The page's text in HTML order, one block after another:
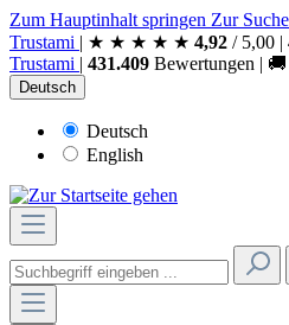
Zum Hauptinhalt springen Zur
Trustami | ★ ★ ★ ★ ★ 4,92 / 5,00 |
Trustami | 431.409 Bewertungen | 🚚
Deutsch
Deutsch
English